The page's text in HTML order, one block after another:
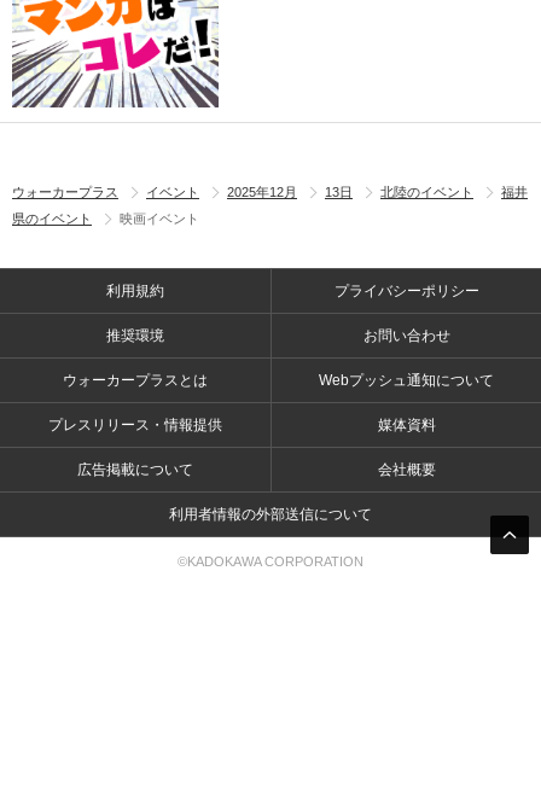
ウォーカープラス イベント 2025年12月 13日 北陸のイベント
福井
県のイベント
映画イベント
利用規約 プライバシーポリシー
推奨環境 お問い合わせ
ウォーカープラスとは Webプッシュ通知について
プレスリリース・情報提供 媒体資料
広告掲載について 会社概要
利用者情報の外部送信について
©KADOKAWA CORPORATION